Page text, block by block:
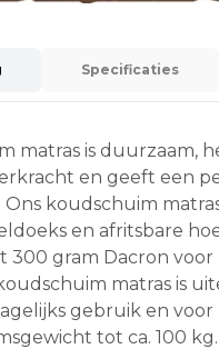
Specificaties
matras is duurzaam,
en geeft een
koudschuim
en afritsbare
gram Dacron voor
matras is
gebruik en voor
tot ca. 100 kg.